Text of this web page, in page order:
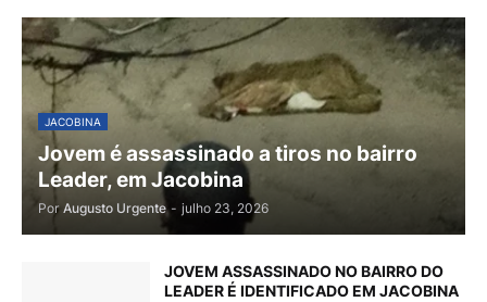
JACOBINA
Jovem é assassinado a tiros no bairro
Leader, em Jacobina
Por Augusto Urgente - julho 23, 2026
JOVEM ASSASSINADO NO BAIRRO DO
LEADER É IDENTIFICADO EM JACOBINA